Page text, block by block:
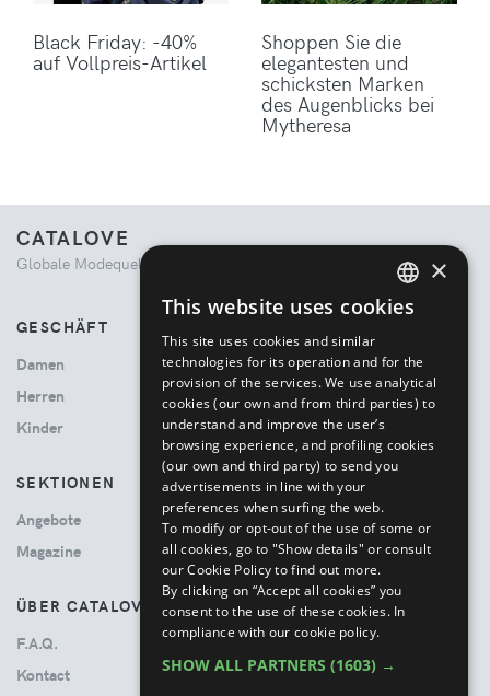
Black Friday: -40%
auf Vollpreis-Artikel
Shoppen Sie die
elegantesten und
schicksten Marken
des Augenblicks bei
Mytheresa
CATALOVE
Globale Modequelle. Kuratiertes Einkaufserlebnis.
GESCHÄFT
Damen
Herren
Kinder
SEKTIONEN
Angebote
Magazine
ÜBER CATALOVE
F.A.Q.
Kontact
ENGLISH
×
This website uses cookies
This site uses cookies and similar
technologies for its operation and for the
provision of the services. We use analytical
cookies (our own and from third parties) to
understand and improve the user’s
browsing experience, and profiling cookies
(our own and third party) to send you
advertisements in line with your
preferences when surfing the web.
To modify or opt-out of the use of some or
all cookies, go to "Show details" or consult
our Cookie Policy to find out more.
By clicking on “Accept all cookies” you
consent to the use of these cookies. In
compliance with our cookie policy.
SHOW ALL PARTNERS (1603) →